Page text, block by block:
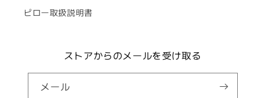
ピロー取扱説明書
ストアからのメールを受け取る
メール